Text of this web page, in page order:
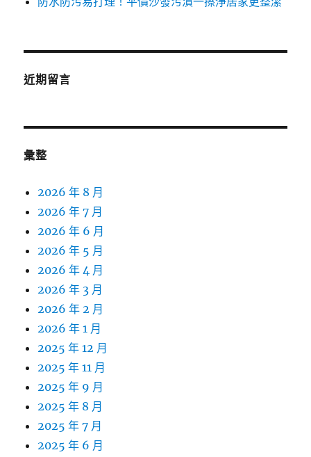
近期留言
彙整
2026 年 8 月
2026 年 7 月
2026 年 6 月
2026 年 5 月
2026 年 4 月
2026 年 3 月
2026 年 2 月
2026 年 1 月
2025 年 12 月
2025 年 11 月
2025 年 9 月
2025 年 8 月
2025 年 7 月
2025 年 6 月